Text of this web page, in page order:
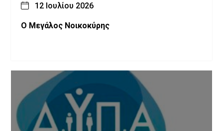
12 Ιουλίου 2026
Ο Μεγάλος Νοικοκύρης